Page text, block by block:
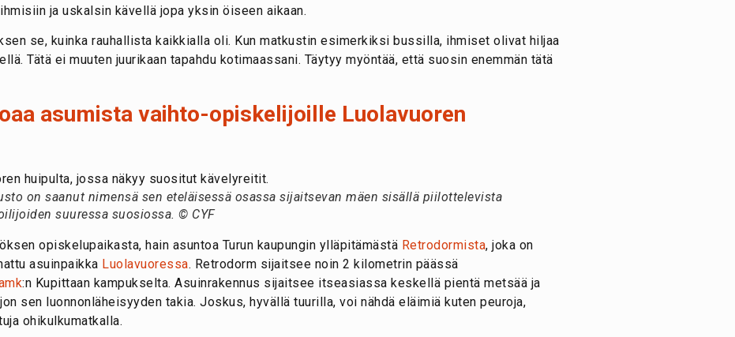
ja uskalsin kävellä jopa yksin öiseen aikaan.
se, kuinka rauhallista kaikkialla oli. Kun matkustin esimerkiksi bussilla, ihmiset olivat hiljaa
Tätä ei muuten juurikaan tapahdu kotimaassani. Täytyy myöntää, että suosin enemmän tätä
asumista vaihto-opiskelijoille Luolavuoren
on saanut nimensä sen eteläisessä osassa sijaitsevan mäen sisällä piilottelevista
suuressa suosiossa. © CYF
opiskelupaikasta, hain asuntoa Turun kaupungin ylläpitämästä Retrodormista, joka on
asuinpaikka Luolavuoressa. Retrodorm sijaitsee noin 2 kilometrin päässä
:n Kupittaan kampukselta. Asuinrakennus sijaitsee itseasiassa keskellä pientä metsää ja
sen luonnonläheisyyden takia. Joskus, hyvällä tuurilla, voi nähdä eläimiä kuten peuroja,
ohikulkumatkalla.